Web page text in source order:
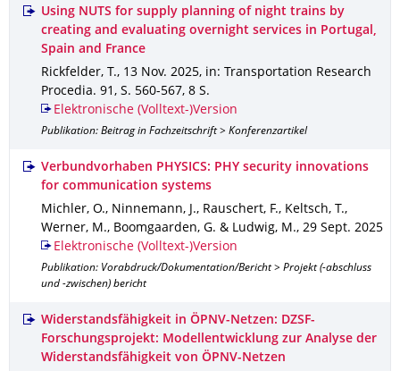
Using NUTS for supply planning of night trains by
creating and evaluating overnight services in Portugal,
Spain and France
Rickfelder, T., 13 Nov. 2025, in: Transportation Research
Procedia. 91 , S. 560-567, 8 S.
Elektronische (Volltext-)Version
Publikation: Beitrag in Fachzeitschrift > Konferenzartikel
Verbundvorhaben PHYSICS: PHY security innovations
for communication systems
Michler, O., Ninnemann, J., Rauschert, F., Keltsch, T.,
Werner, M., Boomgaarden, G. & Ludwig, M., 29 Sept. 2025
Elektronische (Volltext-)Version
Publikation: Vorabdruck/Dokumentation/Bericht > Projekt (-abschluss
und -zwischen) bericht
Widerstandsfähigkeit in ÖPNV-Netzen: DZSF-
Forschungsprojekt: Modellentwicklung zur Analyse der
Widerstandsfähigkeit von ÖPNV-Netzen